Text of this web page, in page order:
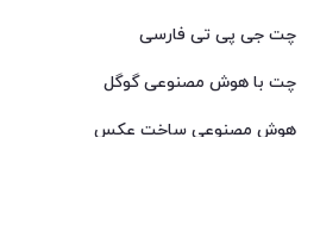
چت جی پی تی فارسی
چت با هوش مصنوعی گوگل
هوش مصنوعی ساخت عکس